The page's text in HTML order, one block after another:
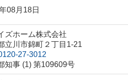
08月18日
ズホーム株式会社
立川市錦町２丁目1-21
27-3012
知事 (1) 第109609号